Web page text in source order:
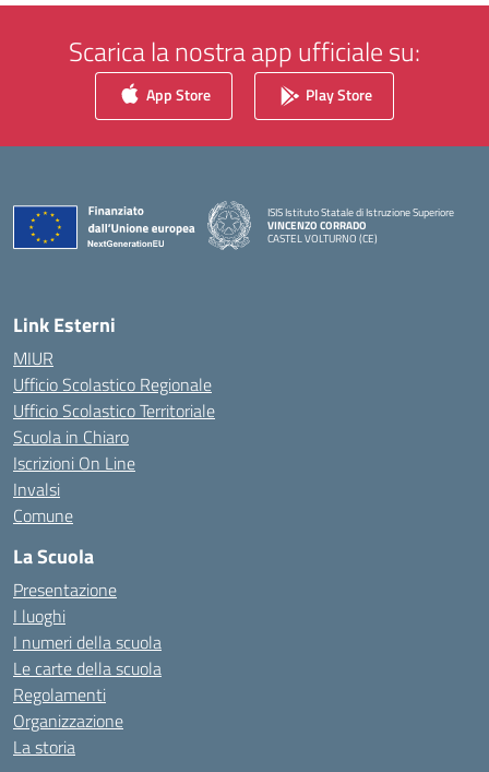
Scarica la nostra app ufficiale su:
App Store Play Store
ISIS Istituto Statale di Istruzione Superiore
VINCENZO CORRADO
CASTEL VOLTURNO (CE)
Link Esterni
MIUR
Ufficio Scolastico Regionale
Ufficio Scolastico Territoriale
Scuola in Chiaro
Iscrizioni On Line
Invalsi
Comune
La Scuola
Presentazione
I luoghi
I numeri della scuola
Le carte della scuola
Regolamenti
Organizzazione
La storia